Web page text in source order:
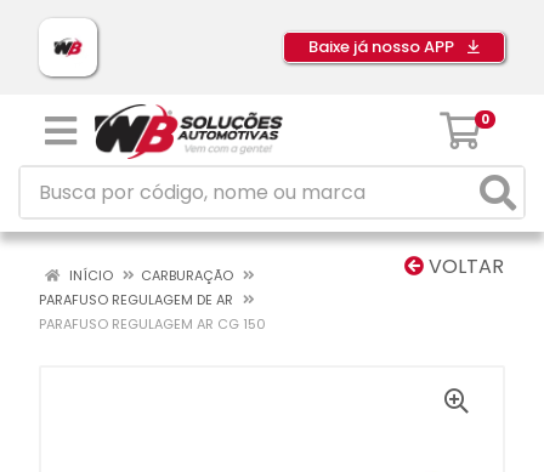
Baixe já nosso APP
0
VOLTAR
INÍCIO
CARBURAÇÃO
PARAFUSO REGULAGEM DE AR
PARAFUSO REGULAGEM AR CG 150